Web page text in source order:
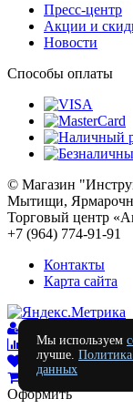
Пресс-центр
Акции и
Новости
Способы оплаты
© Магазин
Мытищи,
Торговый центр
+7 (964) 774-91-91
Контакты
Карта сайта
Сравнение 0
Отложенные 0
Моя корзина
Оформить
Мы используем
лучше.
данных